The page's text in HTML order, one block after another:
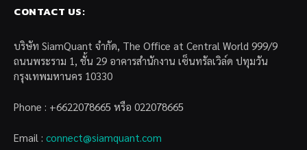
CONTACT US:
บริษัท SiamQuant จำกัด, The Office at Central World 999/9
ถนนพระราม 1, ชั้น 29 อาคารสำนักงาน เซ็นทรัลเวิล์ด ปทุมวัน
กรุงเทพมหานคร 10330
Phone : +6622078665 หรือ 022078665
Email : connect@siamquant.com